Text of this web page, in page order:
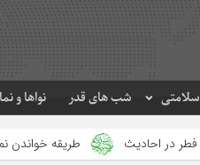
سلامتی شب های قدر نواها و
طریقه خواندن نماز عید فطر و